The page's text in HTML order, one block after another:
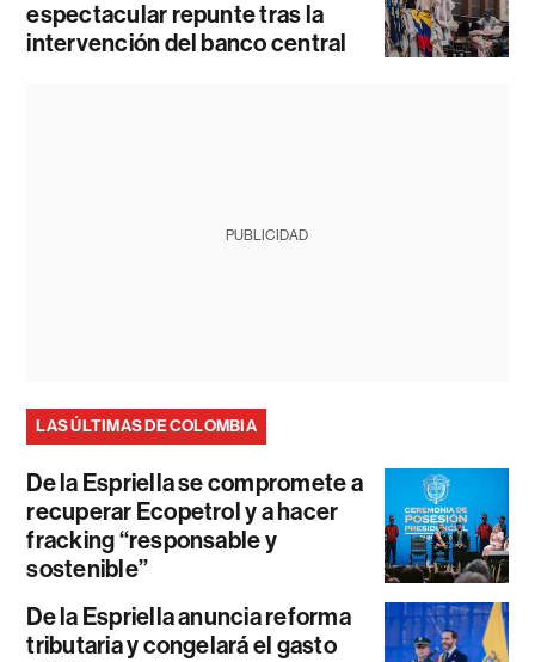
espectacular repunte tras la
intervención del banco central
PUBLICIDAD
LAS ÚLTIMAS DE COLOMBIA
De la Espriella se compromete a
recuperar Ecopetrol y a hacer
fracking “responsable y
sostenible”
De la Espriella anuncia reforma
tributaria y congelará el gasto